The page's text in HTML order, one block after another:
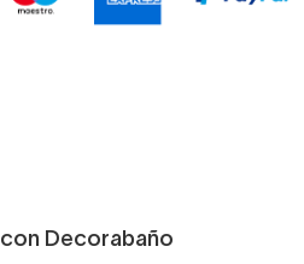
con Decorabaño